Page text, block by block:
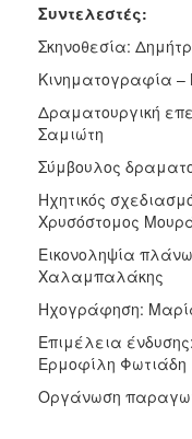
Συντελεστές:
Σκηνοθεσία:
Κινηματογραφία –
Δραματουργική
Σαμιώτη
Σύμβουλος
Ηχητικός
Χρυσόστομος
Εικονοληψία
Χαλαμπαλάκης
Ηχογράφηση:
Επιμέλεια
Ερμοφίλη Φωτιάδη
Οργάνωση